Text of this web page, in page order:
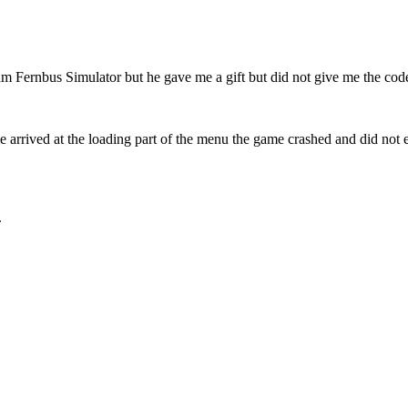
Fernbus Simulator but he gave me a gift but did not give me the
at the loading part of the menu the game crashed and did not